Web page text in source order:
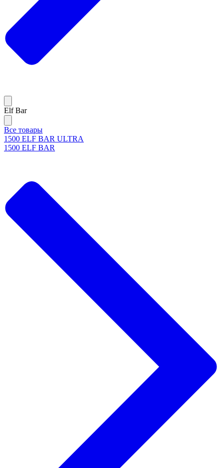
Elf Bar
Все товары
1500 ELF BAR ULTRA
1500 ELF BAR